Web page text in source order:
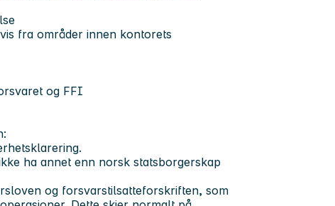
fra områder innen kontorets
og FFI
ha annet enn norsk statsborgerskap
og forsvarstilsatteforskriften, som